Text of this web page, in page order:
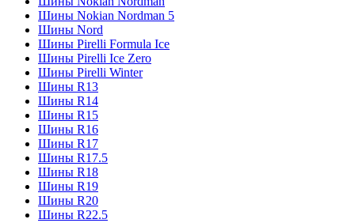
Шины Nokian Nordman 5
Шины Nord
Шины Pirelli Formula Ice
Шины Pirelli Ice Zero
Шины Pirelli Winter
Шины R13
Шины R14
Шины R15
Шины R16
Шины R17
Шины R17.5
Шины R18
Шины R19
Шины R20
Шины R22.5